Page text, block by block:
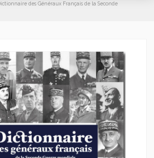
des Généraux Français de la Seconde